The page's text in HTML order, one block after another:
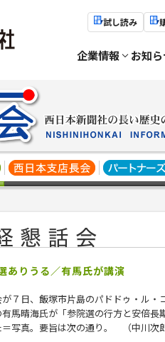
試し読み
企業情報 お知
りうる／有馬氏が講演
７日、飯塚市片島のパドドゥ・ル・
馬晴海氏が「参院選の行方と安倍長
写真。要旨は次の通り。 （中川次